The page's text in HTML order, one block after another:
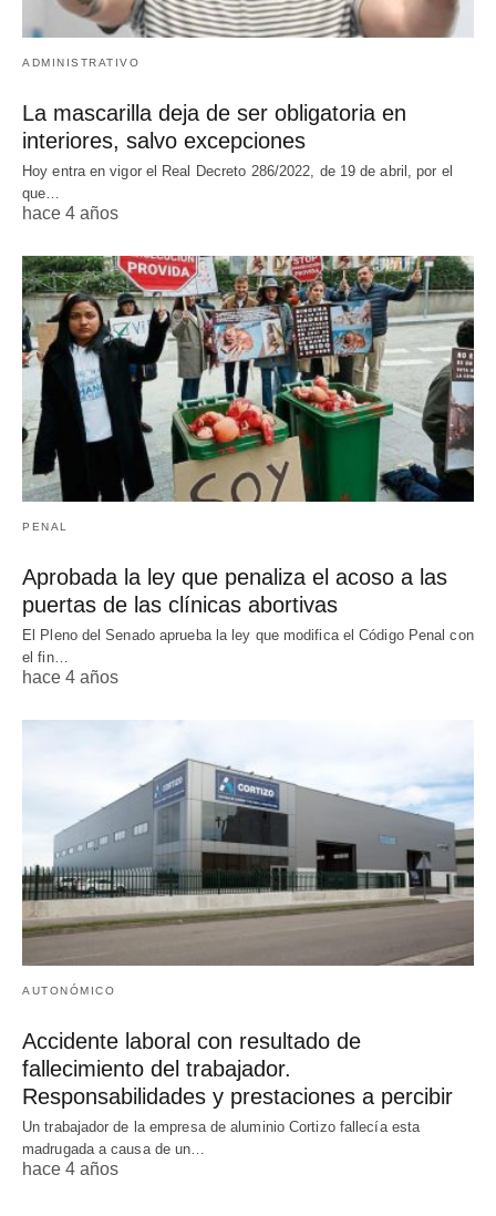
ADMINISTRATIVO
La mascarilla deja de ser obligatoria en
interiores, salvo excepciones
Hoy entra en vigor el Real Decreto 286/2022, de 19 de abril, por el
que…
hace 4 años
PENAL
Aprobada la ley que penaliza el acoso a las
puertas de las clínicas abortivas
El Pleno del Senado aprueba la ley que modifica el Código Penal con
el fin…
hace 4 años
AUTONÓMICO
Accidente laboral con resultado de
fallecimiento del trabajador.
Responsabilidades y prestaciones a percibir
Un trabajador de la empresa de aluminio Cortizo fallecía esta
madrugada a causa de un…
hace 4 años